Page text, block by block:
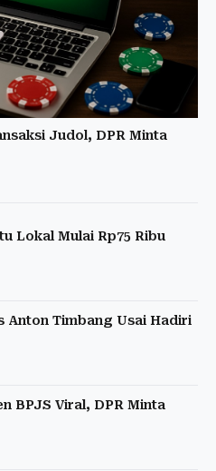
Judol, DPR Minta
Lokal Mulai Rp75 Ribu
Anton Timbang Usai Hadiri
BPJS Viral, DPR Minta